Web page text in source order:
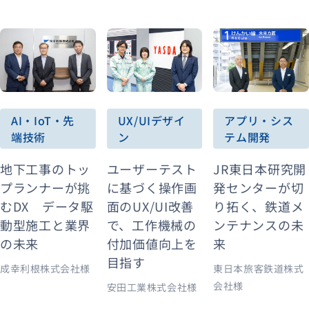
AI・IoT・先
端技術
地下工事のトッ
プランナーが挑
むDX データ駆
動型施工と業界
の未来
成幸利根株式会社様
UX/UIデザイ
ン
ユーザーテスト
に基づく操作画
面のUX/UI改善
で、工作機械の
付加価値向上を
目指す
安田工業株式会社様
アプリ・シス
テム開発
JR東日本研究開
発センターが切
り拓く、鉄道メ
ンテナンスの未
来
東日本旅客鉄道株式
会社様